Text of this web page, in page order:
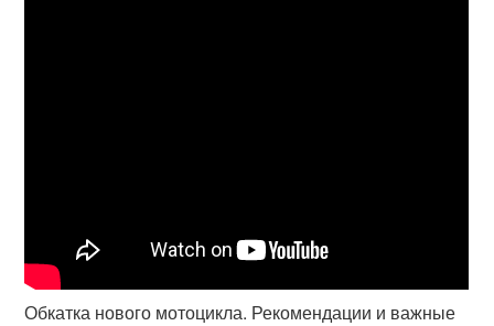
Обкатка нового мотоцикла. Рекомендации и важные